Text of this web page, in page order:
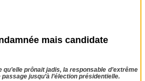
mais candidate
qu’elle prônait jadis, la responsable d’extrême
jusqu’à l’élection présidentielle.